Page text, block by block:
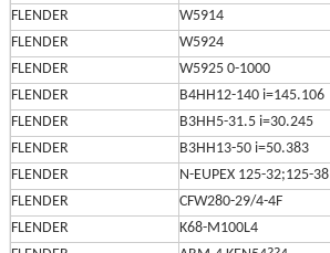
FLENDER
W5914
FLENDER
W5924
FLENDER
W5925 0-1000
FLENDER
B4HH12-140 i=145.106
FLENDER
B3HH5-31.5 i=30.245
FLENDER
B3HH13-50 i=50.383
FLENDER
N-EUPEX 125-32;125-38
FLENDER
CFW280-29/4-4F
FLENDER
K68-M100L4